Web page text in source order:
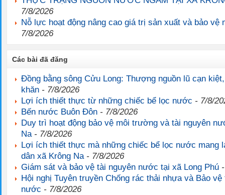
7/8/2026
Nỗ lực hoạt động nâng cao giá trị sản xuất và bảo vệ
7/8/2026
Các bài đã đăng
Đồng bằng sông Cửu Long: Thượng nguồn lũ cạn
khăn - 7/8/2026
Lợi ích thiết thực từ những chiếc bể lọc nước - 7/8/
Bến nước Buôn Đôn - 7/8/2026
Duy trì hoạt động bảo vệ môi trường và tài nguyên
Na- 7/8/2026
Lợi ích thiết thực mà những chiếc bể lọc nước mang
dân xã Krông Na- 7/8/2026
Giám sát và bảo vệ tài nguyên nước tại xã Long Phú
Hội nghị Tuyên truyền Chống rác thải nhựa và Bảo vệ
nước - 7/8/2026